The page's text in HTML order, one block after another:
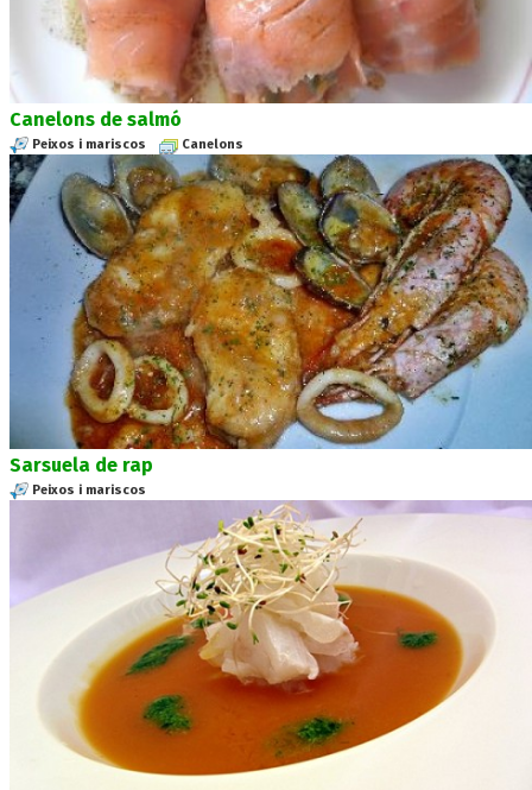
Canelons de salmó
Peixos i mariscos Canelons
Sarsuela de rap
Peixos i mariscos